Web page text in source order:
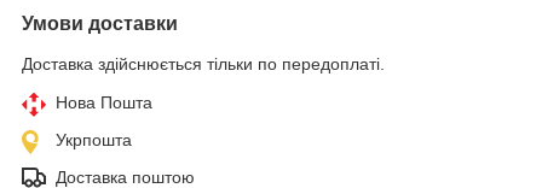
Умови доставки
Доставка здійснюється тільки по передоплаті.
Нова Пошта
Укрпошта
Доставка поштою